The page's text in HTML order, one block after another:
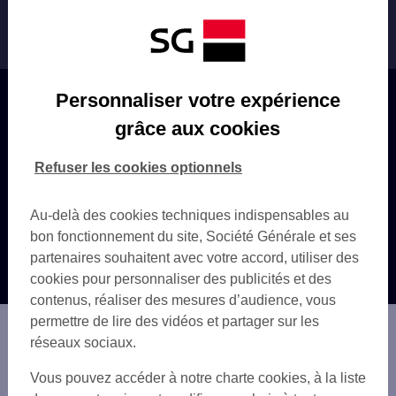
(ex : changement lié à la
résidence fiscale ou au statut).
remplie, datée et signée, est valable jusqu’à
l’avènement d’un changement de situation ayant
un impact fiscal.
Les clients non résidents seront reportés
leur autorité fiscale sur la base des revenus
perçus en France.
Sont concernés par la collecte de l’auto-
certification de résidence fiscale :
tous les clients particuliers, professionnels et
entreprises, organismes à but non lucratif et
Économie publique à l’exclusion des
contreparties non bancarisables de
l'économie publique (contreparties ne
Trouver un centre d'affaires
Autres sites SG
Assistance
Personnaliser votre expérience
grâce aux cookies
Au-delà des cookies techniques indispensables au
bon fonctionnement du site, Société Générale et ses
partenaires souhaitent avec votre accord, utiliser des
cookies pour personnaliser des publicités et des
contenus, réaliser des mesures d’audience, vous
permettre de lire des vidéos et partager sur les
réseaux sociaux.
Vous pouvez accéder à notre charte cookies, à la liste
Refuser les cookies optionnels